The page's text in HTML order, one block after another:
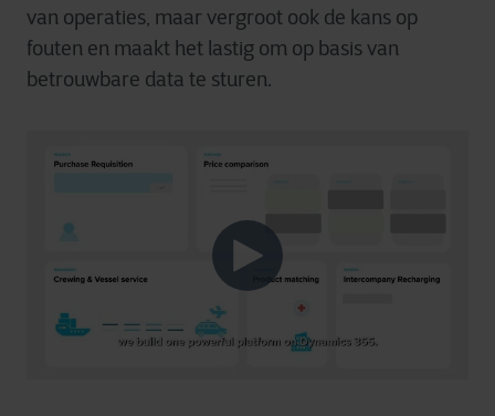
van operaties, maar vergroot ook de kans op
fouten en maakt het lastig om op basis van
betrouwbare data te sturen.